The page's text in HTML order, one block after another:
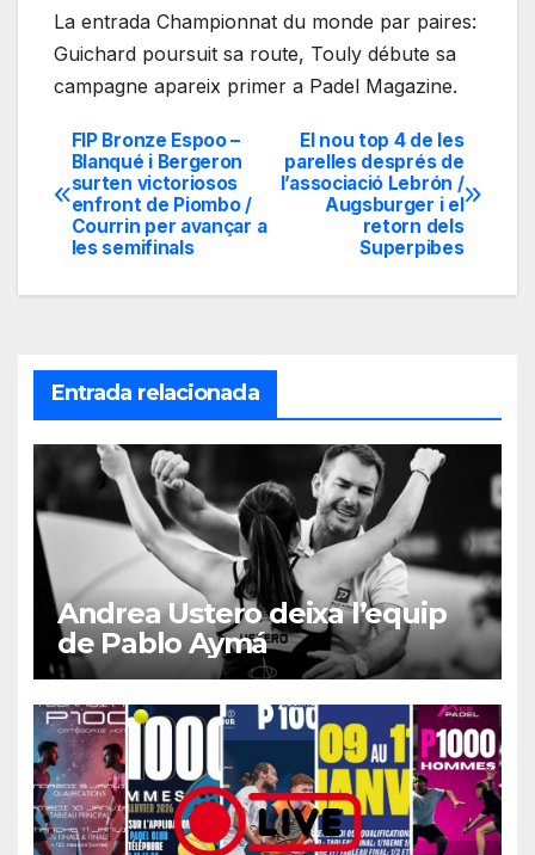
La entrada Championnat du monde par paires:
Guichard poursuit sa route, Touly débute sa
campagne apareix primer a Padel Magazine.
Navegación
de
entradas
El nou top 4 de les
parelles després de
l’associació Lebrón /
Augsburger i el
retorn dels
Superpibes
FIP Bronze Espoo –
Blanqué i Bergeron
surten victoriosos
enfront de Piombo /
Courrin per avançar a
les semifinals
Entrada relacionada
Andrea Ustero deixa l’equip
de Pablo Aymá